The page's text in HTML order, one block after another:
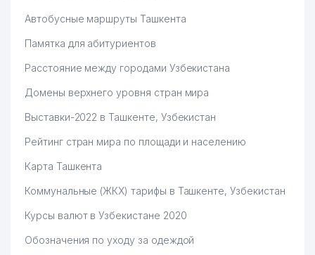
Автобусные маршруты Ташкента
Памятка для абитуриентов
Расстояние между городами Узбекистана
Домены верхнего уровня стран мира
Выставки-2022 в Ташкенте, Узбекистан
Рейтинг стран мира по площади и населению
Карта Ташкента
Коммунальные (ЖКХ) тарифы в Ташкенте, Узбекистан
Курсы валют в Узбекистане 2020
Обозначения по уходу за одеждой